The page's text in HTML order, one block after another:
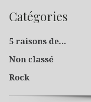
Catégories
5 raisons de…
Non classé
Rock